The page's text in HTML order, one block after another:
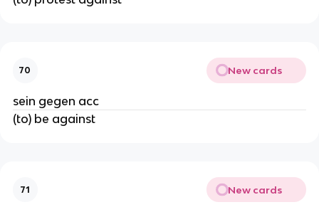
70 New cards
sein gegen acc
(to) be against
71 New cards